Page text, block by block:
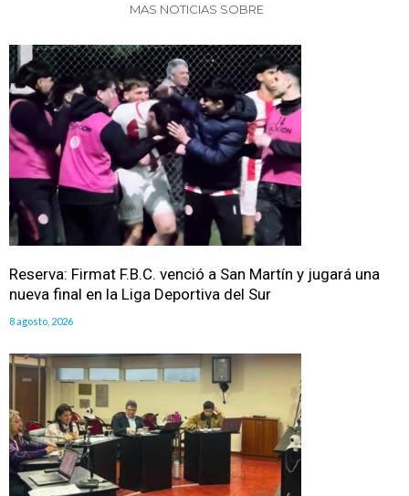
MAS NOTICIAS SOBRE
Reserva: Firmat F.B.C. venció a San Martín y jugará una
nueva final en la Liga Deportiva del Sur
8 agosto, 2026